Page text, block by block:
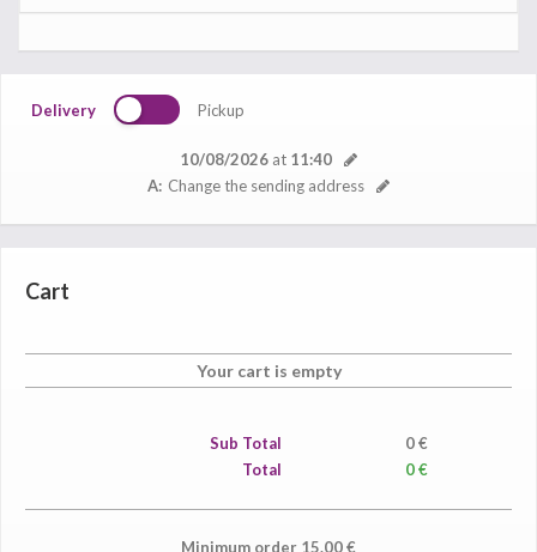
Delivery Pickup
10/08/2026 at 11:40
A: Change the sending address
Cart
Your cart is empty
Sub Total 0€
Total
0 €
Minimum order 15.00€